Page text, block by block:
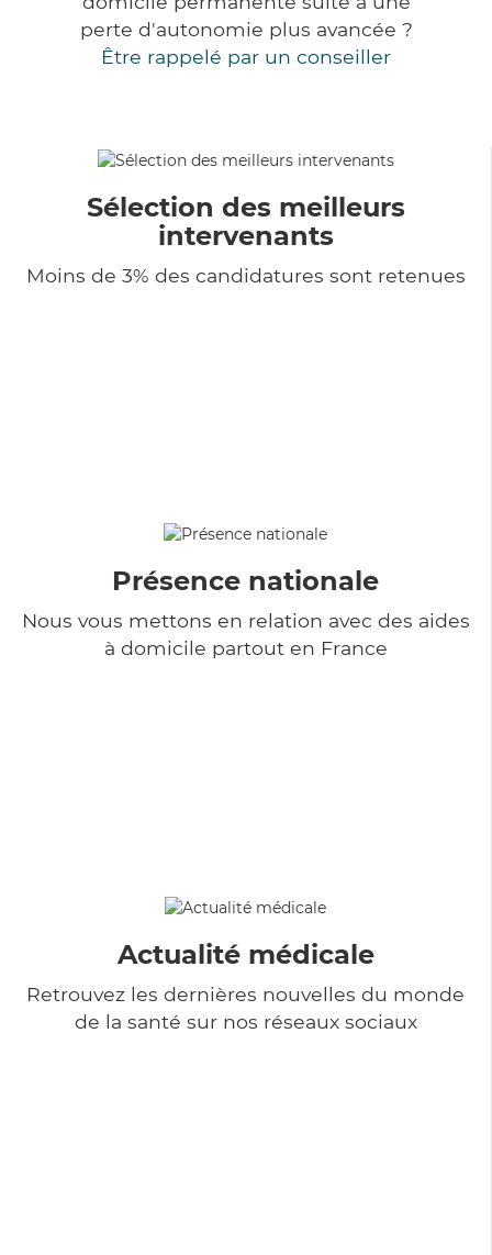
perte d'autonomie plus avancée ?
Être rappelé par un conseiller
Sélection des meilleurs
intervenants
Moins de 3% des candidatures sont retenues
Présence nationale
Nous vous mettons en relation avec des aides
à domicile partout en France
Actualité médicale
Retrouvez les dernières nouvelles du monde
de la santé sur nos réseaux sociaux